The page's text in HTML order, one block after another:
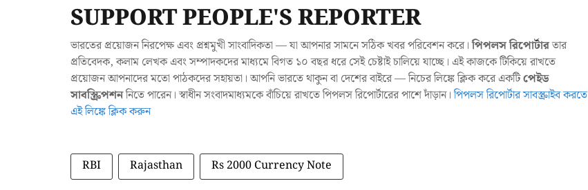
SUPPORT PEOPLE'S REPORTER
ভারতের প্রয়োজন নিরপেক্ষ এবং প্রশ্নমুখী সাংবাদিকতা — যা আপনার সামনে সঠিক খবর পরিবেশন করে।পিপলস রিপোর্টারতার
প্রতিবেদক, কলাম লেখক এবং সম্পাদকদের মাধ্যমে বিগত ১০ বছর ধরে সেই চেষ্টাই চালিয়ে যাচ্ছে। এই কাজকে টিকিয়ে রাখতে
প্রয়োজন আপনাদের মতো পাঠকদের সহায়তা। আপনি ভারতে থাকুন বা দেশের বাইরে — নিচের লিঙ্কে ক্লিক করে একটিপেইড
সাবস্ক্রিপশননিতে পারেন। স্বাধীন সংবাদমাধ্যমকে বাঁচিয়ে রাখতে পিপলস রিপোর্টারের পাশে দাঁড়ান।পিপলস রিপোর্টার সাবস্ক্রাইব করতে
এই লিঙ্কে ক্লিক করুন
RBI Rajasthan Rs 2000 Currency Note